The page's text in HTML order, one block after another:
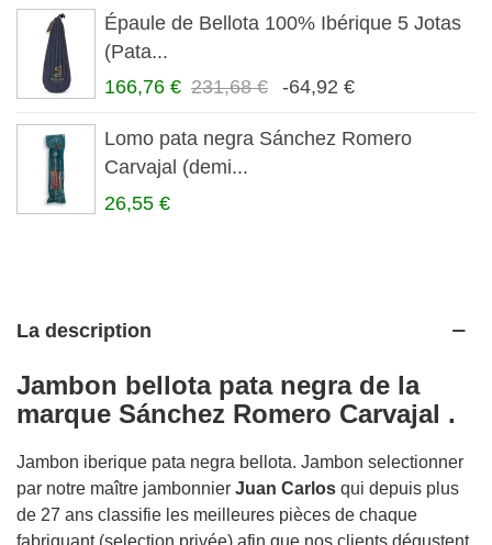
Épaule de Bellota 100% Ibérique 5 Jotas
(Pata...
166,76 € 231,68 € -64,92 €
Lomo pata negra Sánchez Romero
Carvajal (demi...
26,55 €
La description
Jambon bellota pata negrade la
marque Sánchez Romero Carvajal .
Jambon iberique pata negra bellota. Jambon selectionner
par notre maître jambonnier Juan Carlos qui depuis plus
de 27 ans classifie les meilleures pièces de chaque